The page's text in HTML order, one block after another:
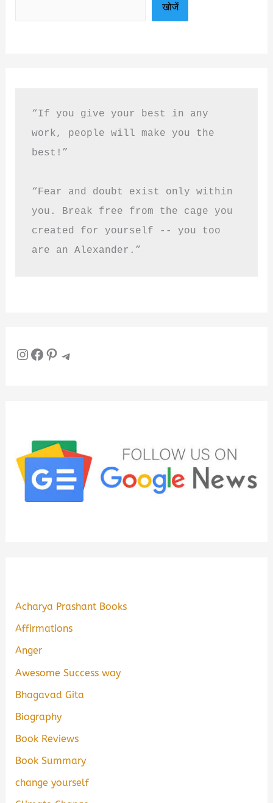
खोजें
“If you give your best in any
work, people will make you the
best!”
“Fear and doubt exist only within
you. Break free from the cage you
created for yourself -- you too
are an Alexander.”
InstagramFacebook Pinterest Telegram
Acharya Prashant Books
Affirmations
Anger
Awesome Success way
Bhagavad Gita
Biography
Book Reviews
Book Summary
change yourself